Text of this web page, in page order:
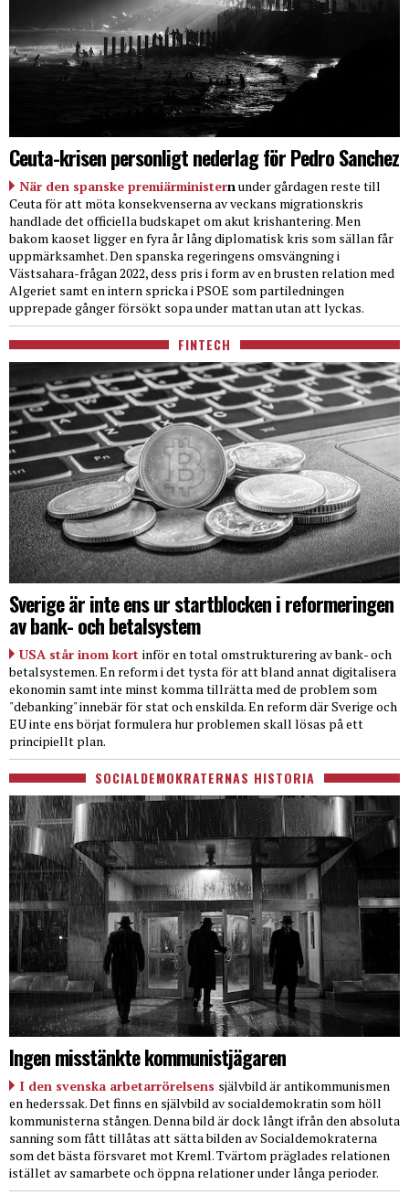
Ceuta-krisen personligt nederlag för Pedro Sanchez
När den spanske premiärministernunder gårdagen reste till
Ceuta för att möta konsekvenserna av veckans migrationskris
handlade det officiella budskapet om akut krishantering. Men
bakom kaoset ligger en fyra år lång diplomatisk kris som sällan får
uppmärksamhet. Den spanska regeringens omsvängning i
Västsahara-frågan 2022, dess pris i form av en brusten relation med
Algeriet samt en intern spricka i PSOE som partiledningen
upprepade gånger försökt sopa under mattan utan att lyckas.
FINTECH
Sverige är inte ens ur startblocken i reformeringen
av bank- och betalsystem
USA står inom kort inför en total omstrukturering av bank- och
betalsystemen. En reform i det tysta för att bland annat digitalisera
ekonomin samt inte minst komma tillrätta med de problem som
"debanking" innebär för stat och enskilda. En reform där Sverige och
EU inte ens börjat formulera hur problemen skall lösas på ett
principiellt plan.
SOCIALDEMOKRATERNAS HISTORIA
Ingen misstänkte kommunistjägaren
I den svenska arbetarrörelsens självbild är antikommunismen
en hederssak. Det finns en självbild av socialdemokratin som höll
kommunisterna stången. Denna bild är dock långt ifrån den absoluta
sanning som fått tillåtas att sätta bilden av Socialdemokraterna
som det bästa försvaret mot Kreml. Tvärtom präglades relationen
istället av samarbete och öppna relationer under långa perioder.